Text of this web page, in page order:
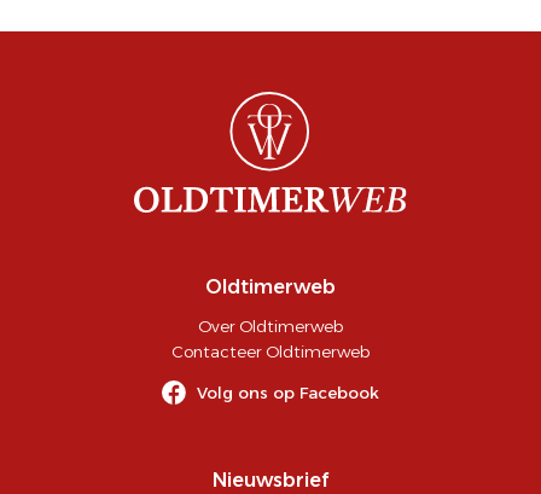
Oldtimerweb
Over Oldtimerweb
Contacteer Oldtimerweb
Volg ons op Facebook
Nieuwsbrief